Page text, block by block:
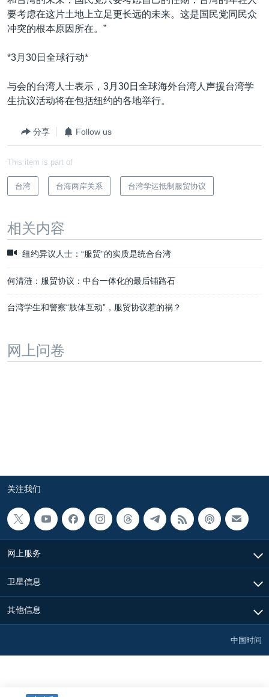
要考虑在这片土地上立足更长远的未来。这是国民党同民众
冲突的根本原因所在。”
*3月30日全球行动*
与会的台湾人士表示，3月30日全球海外台湾人声援台湾学
生抗议活动将在包括纽约的各地举行。
分享 Follow us
This item is part of
台湾 台海两岸关系 台湾学运抵制服贸协议
相关内容
纽约异议人士：“服贸”的实质是统合台湾
何清涟：服贸协议：中台一体化的最后铺路石
台湾学生和警察“肢体互动”，服贸协议惹的祸？
网上问卷
关注我们
网上服务
卫星信息
其他信息
中国时间